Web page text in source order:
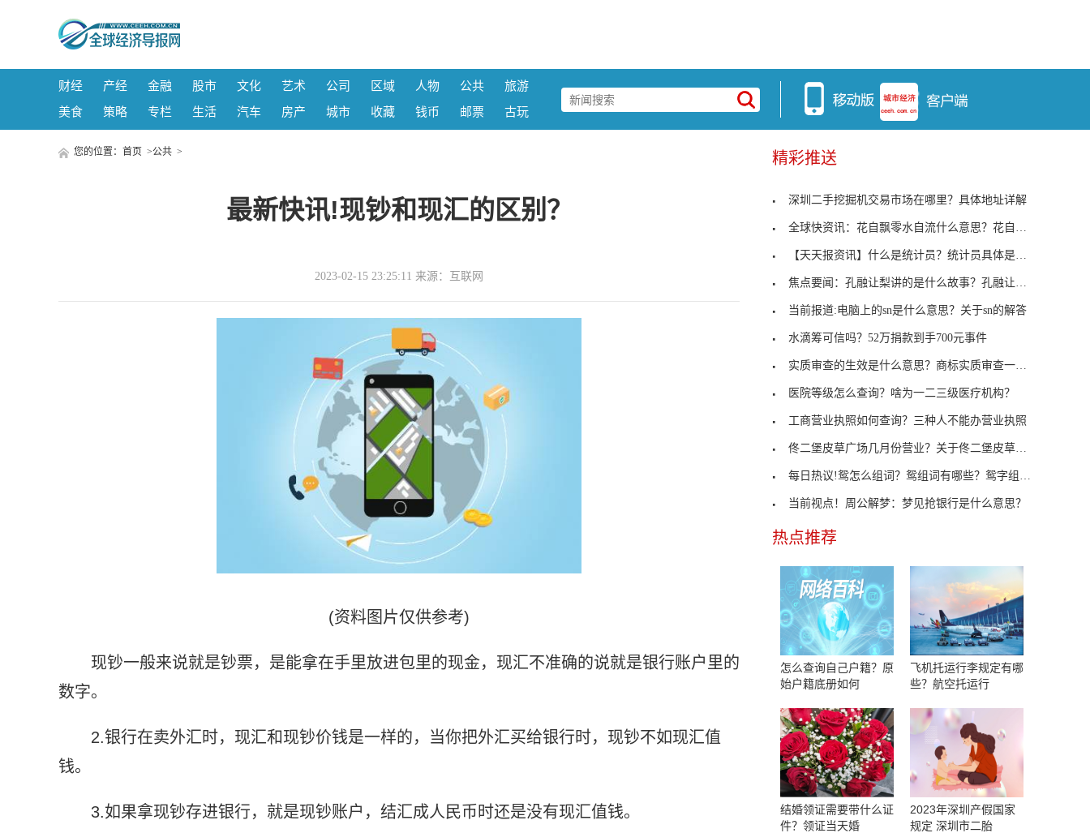
财经 产经 金融 股市 文化 艺术 公司 区域 人物 公共
旅游
美食
策略 专栏 生活 汽车 房产 城市 收藏 钱币 邮票 古玩
您的位置： 首页 >公共 >
最新快讯!现钞和现汇的区别？
2023-02-15 23:25:11 来源：互联网
(资料图片仅供参考)
现钞一般来说就是钞票，是能拿在手里放进包里的现金，现汇不准确的说就是银行账户里的
数字。
2.银行在卖外汇时，现汇和现钞价钱是一样的，当你把外汇买给银行时，现钞不如现汇值
钱。
3.如果拿现钞存进银行，就是现钞账户，结汇成人民币时还是没有现汇值钱。
精彩推送
深圳二手挖掘机交易市场在哪里？具体地址详解
全球快资讯：花自飘零水自流什么意思？花自飘零水自
【天天报资讯】什么是统计员？统计员具体是做什么的
焦点要闻：孔融让梨讲的是什么故事？孔融让梨的故事
当前报道:电脑上的sn是什么意思？关于sn的解答
水滴筹可信吗？52万捐款到手700元事件
实质审查的生效是什么意思？商标实质审查一般多久？
医院等级怎么查询？啥为一二三级医疗机构？
工商营业执照如何查询？三种人不能办营业执照
佟二堡皮草广场几月份营业？关于佟二堡皮草广场的营
每日热议!鸳怎么组词？鸳组词有哪些？鸳字组词大全
当前视点！周公解梦：梦见抢银行是什么意思？
热点推荐
怎么查询自己户籍？原
始户籍底册如何
飞机托运行李规定有哪
些？航空托运行
结婚领证需要带什么证
件？领证当天婚
2023年深圳产假国家
规定 深圳市二胎